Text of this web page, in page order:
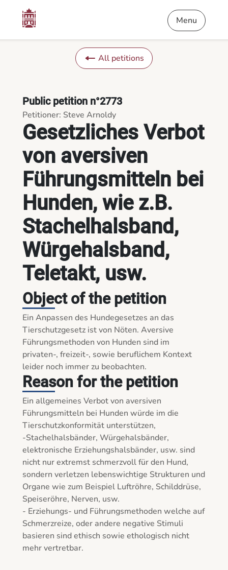
Gesetzliches Verbot von aversiven Führungsmitteln bei
Menu
All petitions
Gesetzliches Verbot
von aversiven
Führungsmitteln bei
Hunden, wie z.B.
Stachelhalsband,
Würgehalsband,
Teletakt, usw.
Public petition n°2773
Petitioner: Steve Arnoldy
Object of the petition
Ein Anpassen des Hundegesetzes an das
Tierschutzgesetz ist von Nöten. Aversive
Führungsmethoden von Hunden sind im
privaten-, freizeit-, sowie beruflichem Kontext
leider noch immer zu beobachten.
Reason for the petition
Ein allgemeines Verbot von aversiven
Führungsmitteln bei Hunden würde im die
Tierschutzkonformität unterstützen,
-Stachelhalsbänder, Würgehalsbänder,
elektronische Erziehungshalsbänder, usw. sind
nicht nur extremst schmerzvoll für den Hund,
sondern verletzen lebenswichtige Strukturen und
Organe wie zum Beispiel Luftröhre, Schilddrüse,
Speiseröhre, Nerven, usw.
- Erziehungs- und Führungsmethoden welche auf
Schmerzreize, oder andere negative Stimuli
basieren sind ethisch sowie ethologisch nicht
mehr vertretbar.